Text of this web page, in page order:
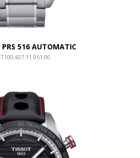
PRS 516 AUTOMATIC
T100.427.11.051.00